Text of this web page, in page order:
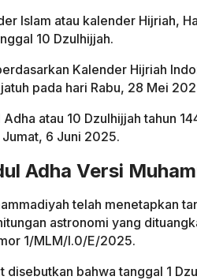
Islam atau kalender Hijriah,
10 Dzulhijjah.
Kalender Hijriah
pada hari Rabu, 28 Mei
atau 10 Dzulhijjah tahun
6 Juni 2025.
Adha Versi
telah menetapkan
astronomi yang
1/MLM/I.0/E/2025.
disebutkan bahwa tanggal 1